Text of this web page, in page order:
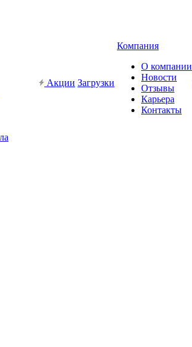
Акции Загрузки
Компания
О компании
Новости
Отзывы
Карьера
Контакты